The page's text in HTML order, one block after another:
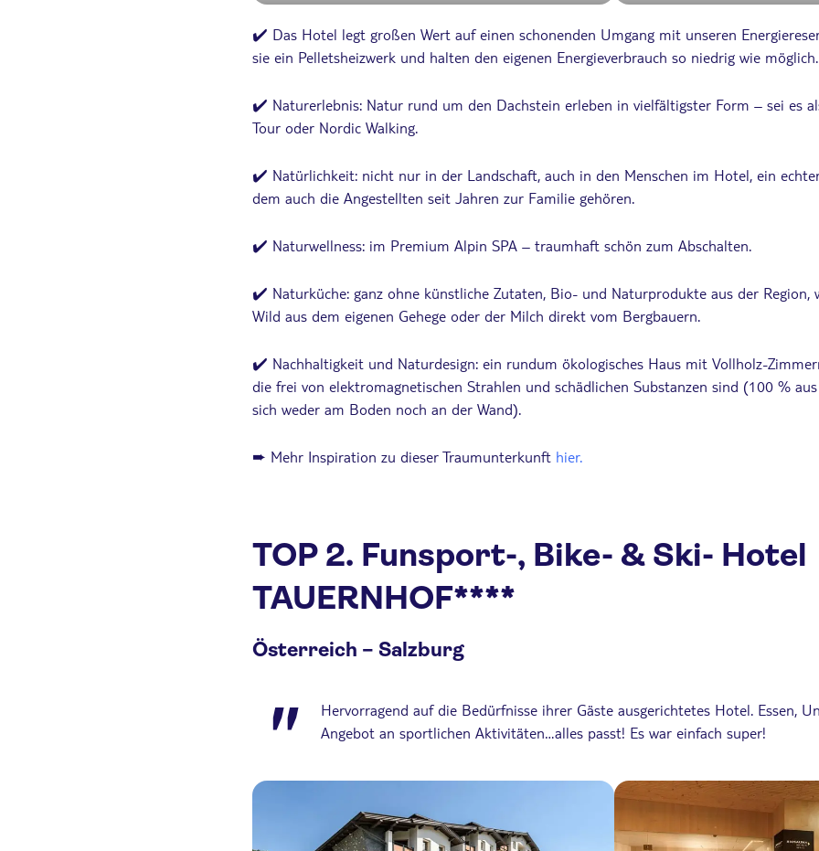
✔️ Das Hotel legt großen Wert auf einen schonenden Umgang mit unseren
sie ein Pelletsheizwerk und halten den eigenen Energieverbrauch so niedrig wie möglich.
✔️ Naturerlebnis: Natur rund um den Dachstein erleben in vielfältigster Form – sei es
Tour oder Nordic Walking.
✔️ Natürlichkeit: nicht nur in der Landschaft, auch in den Menschen im Hotel, ein
dem auch die Angestellten seit Jahren zur Familie gehören.
✔️ Naturwellness: im Premium Alpin SPA – traumhaft schön zum Abschalten.
✔️ Naturküche: ganz ohne künstliche Zutaten, Bio- und Naturprodukte aus der Region,
Wild aus dem eigenen Gehege oder der Milch direkt vom Bergbauern.
✔️ Nachhaltigkeit und Naturdesign: ein rundum ökologisches Haus mit Vollholz-
die frei von elektromagnetischen Strahlen und schädlichen Substanzen sind (100 %
sich weder am Boden noch an der Wand).
➨ Mehr Inspiration zu dieser Traumunterkunft hier.
TOP 2. Funsport-, Bike- & Ski- Hotel
TAUERNHOF****
Österreich – Salzburg
Hervorragend auf die Bedürfnisse ihrer Gäste ausgerichtetes Hotel. Essen,
Angebot an sportlichen Aktivitäten…alles passt! Es war einfach super!